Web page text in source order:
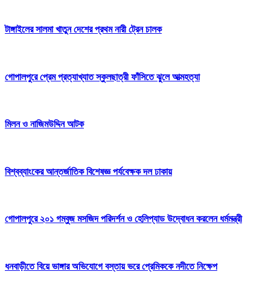
টাঙ্গাইলের সালমা খাতুন দেশের প্রথম নারী ট্রেন চালক
গোপালপুরে প্রেম প্রত্যাখ্যাত স্কুলছাত্রী ফাঁসিতে ঝুলে আত্মহত্যা
মিলন ও নাজিমউদ্দিন আটক
বিশ্বব্যাংকের আন্তর্জাতিক বিশেষজ্ঞ পর্যবেক্ষক দল ঢাকায়
গোপালপুরে ২০১ গম্বুজ মসজিদ পরিদর্শন ও হেলিপ্যাড উদ্বোধন করলেন ধর্মমন্ত্রী
ধনবাড়ীতে বিয়ে ভাঙ্গার অভিযোগে বস্তায় ভরে প্রেমিককে নদীতে নিক্ষেপ